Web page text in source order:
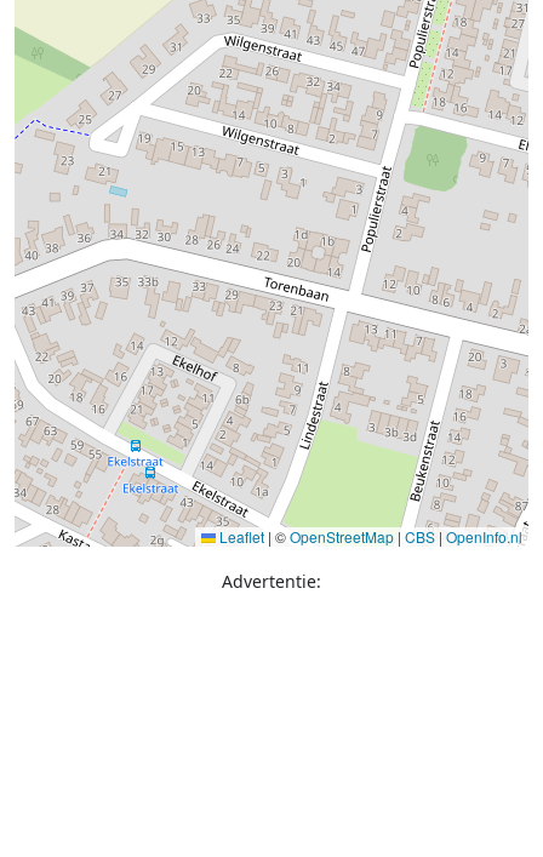
Leaflet | ©OpenStreetMap | CBS | OpenInfo.nl
Advertentie: